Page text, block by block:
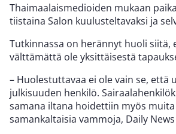
Thaimaalaismedioiden mukaan
tiistaina Salon kuulusteltavaksi ja
Tutkinnassa on herännyt huoli siitä,
välttämättä ole yksittäisestä
– Huolestuttavaa ei ole vain se, että
julkisuuden henkilö.
samana iltana hoidettiin myös
samankaltaisia vammoja, Daily